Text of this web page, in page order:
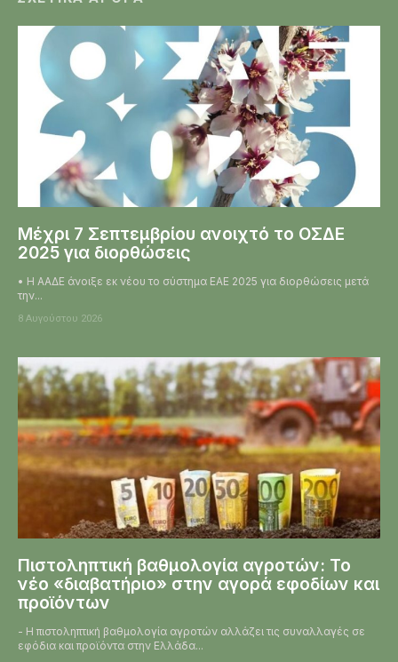
Μέχρι 7 Σεπτεμβρίου ανοιχτό το ΟΣΔΕ
2025 για διορθώσεις
• Η ΑΑΔΕ άνοιξε εκ νέου το σύστημα ΕΑΕ 2025 για διορθώσεις μετά
την...
8 Αυγούστου 2026
Πιστοληπτική βαθμολογία αγροτών: Το
νέο «διαβατήριο» στην αγορά εφοδίων και
προϊόντων
- Η πιστοληπτική βαθμολογία αγροτών αλλάζει τις συναλλαγές σε
εφόδια και προϊόντα στην Ελλάδα...